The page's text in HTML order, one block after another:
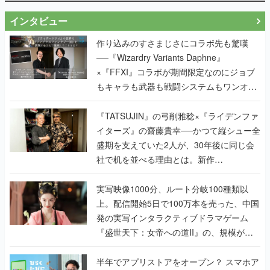
インタビュー
作り込みのすさまじさにコラボ先も驚嘆
──『Wizardry Variants Daphne』
×『FFXI』コラボが期間限定なのにジョブ
もキャラも武器も戦闘システムもワンオフ
で作り込まれた理由を両ディレクターに聞
く
『TATSUJIN』の弓削雅稔×『ライデンファ
イターズ』の齋藤貴幸──かつて縦シュー全
盛期を支えていた2人が、30年後に同じ会
社で机を並べる理由とは。新作
『TATSUJIN EXTREME』で初タッグを組
んだレジェンド2人に訊く開発秘話
実写映像1000分、ルート分岐100種類以
上。配信開始5日で100万本を売った、中国
発の実写インタラクティブドラマゲーム
『盛世天下：女帝への道II』の、規模が違
うこだわりをプロデューサーに聞いた
半年でアプリストアをオープン？ スマホア